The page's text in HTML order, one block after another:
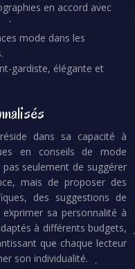
en accord avec
mode dans les
gardiste, élégante et
dans sa capacité à
en conseils de mode
seulement de suggérer
mais de proposer des
des suggestions de
sa personnalité à
à différents budgets,
que chaque lecteur
son individualité.